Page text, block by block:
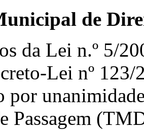
de
da Lei n.º 5/
Lei nº
por
Passagem